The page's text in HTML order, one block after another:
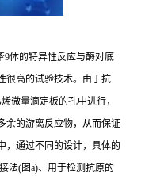
9体的特异性反应与酶对底
很高的试验技术。由于抗
微量滴定板的孔中进行，
余的游离反应物，从而保证
，通过不同的设计，具体的
法(图a)、用于检测抗原的